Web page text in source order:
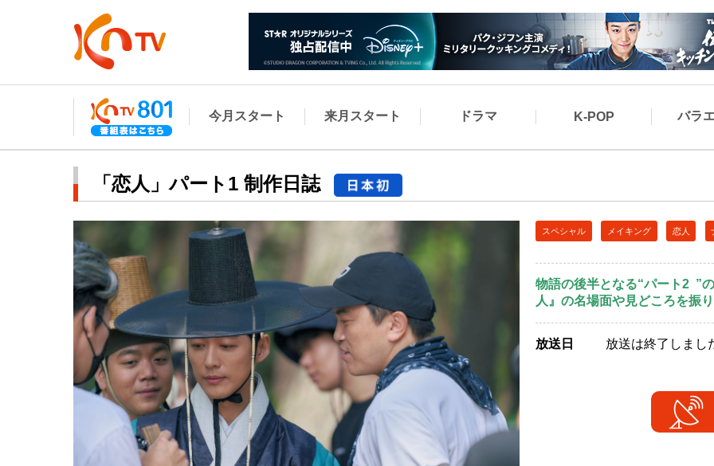
今月スタート 来月スタート ドラマ K-POP バラ
「恋人」パート1 制作日誌
スペシャル メイキング 恋人
物語の後半となる“パート2 ”
人』の名場面や見どころを振
放送日 放送は終了しまし